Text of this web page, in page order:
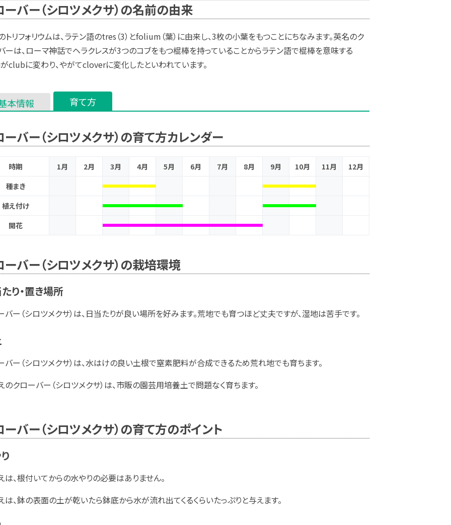
ーバー（シロツメクサ）の名前の由来
トリフォリウムは、ラテン語のtres（3）とfolium（葉）に由来し、3枚の小葉をもつことにちなみます。英名のク
ーは、ローマ神話でヘラクレスが3つのコブをもつ棍棒を持っていることからラテン語で棍棒を意味する
clubに変わり、やがてcloverに変化したといわれています。
本情報 育て方
ーバー（シロツメクサ）の育て方カレンダー
時期 1月 2月 3月 4月 5月 6月 7月 8月 9月 10月 11月
12月
種まき
植え付け
開花
ーバー（シロツメクサ）の栽培環境
り・置き場所
バー（シロツメクサ）は、日当たりが良い場所を好みます。荒地でも育つほど丈夫ですが、湿地は苦手です。
バー（シロツメクサ）は、水はけの良い土根で窒素肥料が合成できるため荒れ地でも育ちます。
のクローバー（シロツメクサ）は、市販の園芸用培養土で問題なく育ちます。
ーバー（シロツメクサ）の育て方のポイント
は、根付いてからの水やりの必要はありません。
は、鉢の表面の土が乾いたら鉢底から水が流れ出てくるくらいたっぷりと与えます。